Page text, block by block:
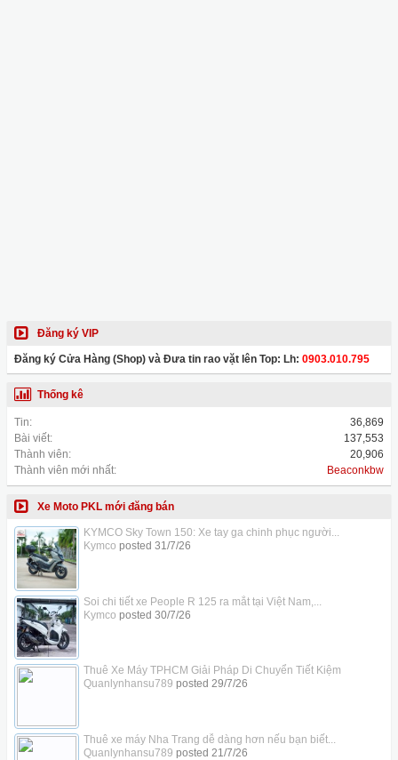
Đăng ký VIP
Đăng ký Cửa Hàng (Shop) và Đưa tin rao vặt lên Top: Lh: 0903.010.795
Thống kê
Tin:
36,869
Bài viết:
137,553
Thành viên:
20,906
Thành viên mới nhất:
Beaconkbw
Xe Moto PKL mới đăng bán
KYMCO Sky Town 150: Xe tay ga chinh phục người...
Kymco posted 31/7/26
Soi chi tiết xe People R 125 ra mắt tại Việt Nam,...
Kymco posted 30/7/26
Thuê Xe Máy TPHCM Giải Pháp Di Chuyển Tiết Kiệm
Quanlynhansu789 posted 29/7/26
Thuê xe máy Nha Trang dễ dàng hơn nếu bạn biết...
Quanlynhansu789 posted 21/7/26